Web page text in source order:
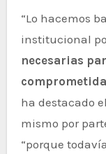
“Lo hacemos
institucional
necesarias
ha destacado
mismo por
“porque